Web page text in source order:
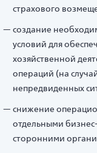
страхового
создание
условий для
хозяйственной
операций (на
непредвиденных
снижение
отдельными
сторонними